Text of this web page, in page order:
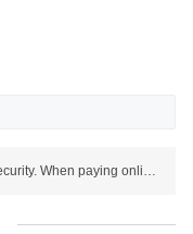
Use SSL protocol to ensure payment security. When paying online, your payment information is protected.